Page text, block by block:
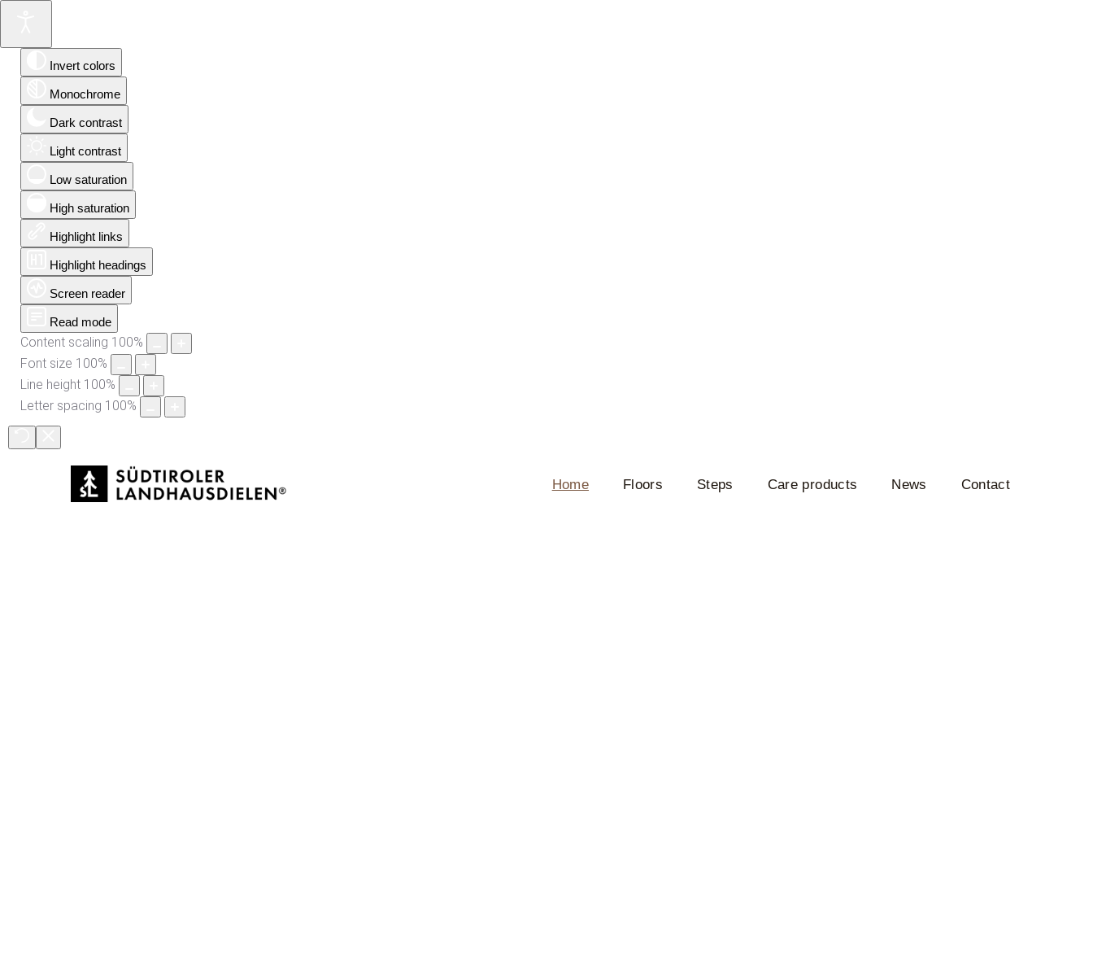
Invert colors
Monochrome
Dark contrast
Light contrast
Low saturation
High saturation
Highlight links
Highlight headings
Screen reader
Read mode
Content scaling 100%
Font size 100%
Line height 100%
Letter spacing 100%
Home Floors Steps Care products News Contact